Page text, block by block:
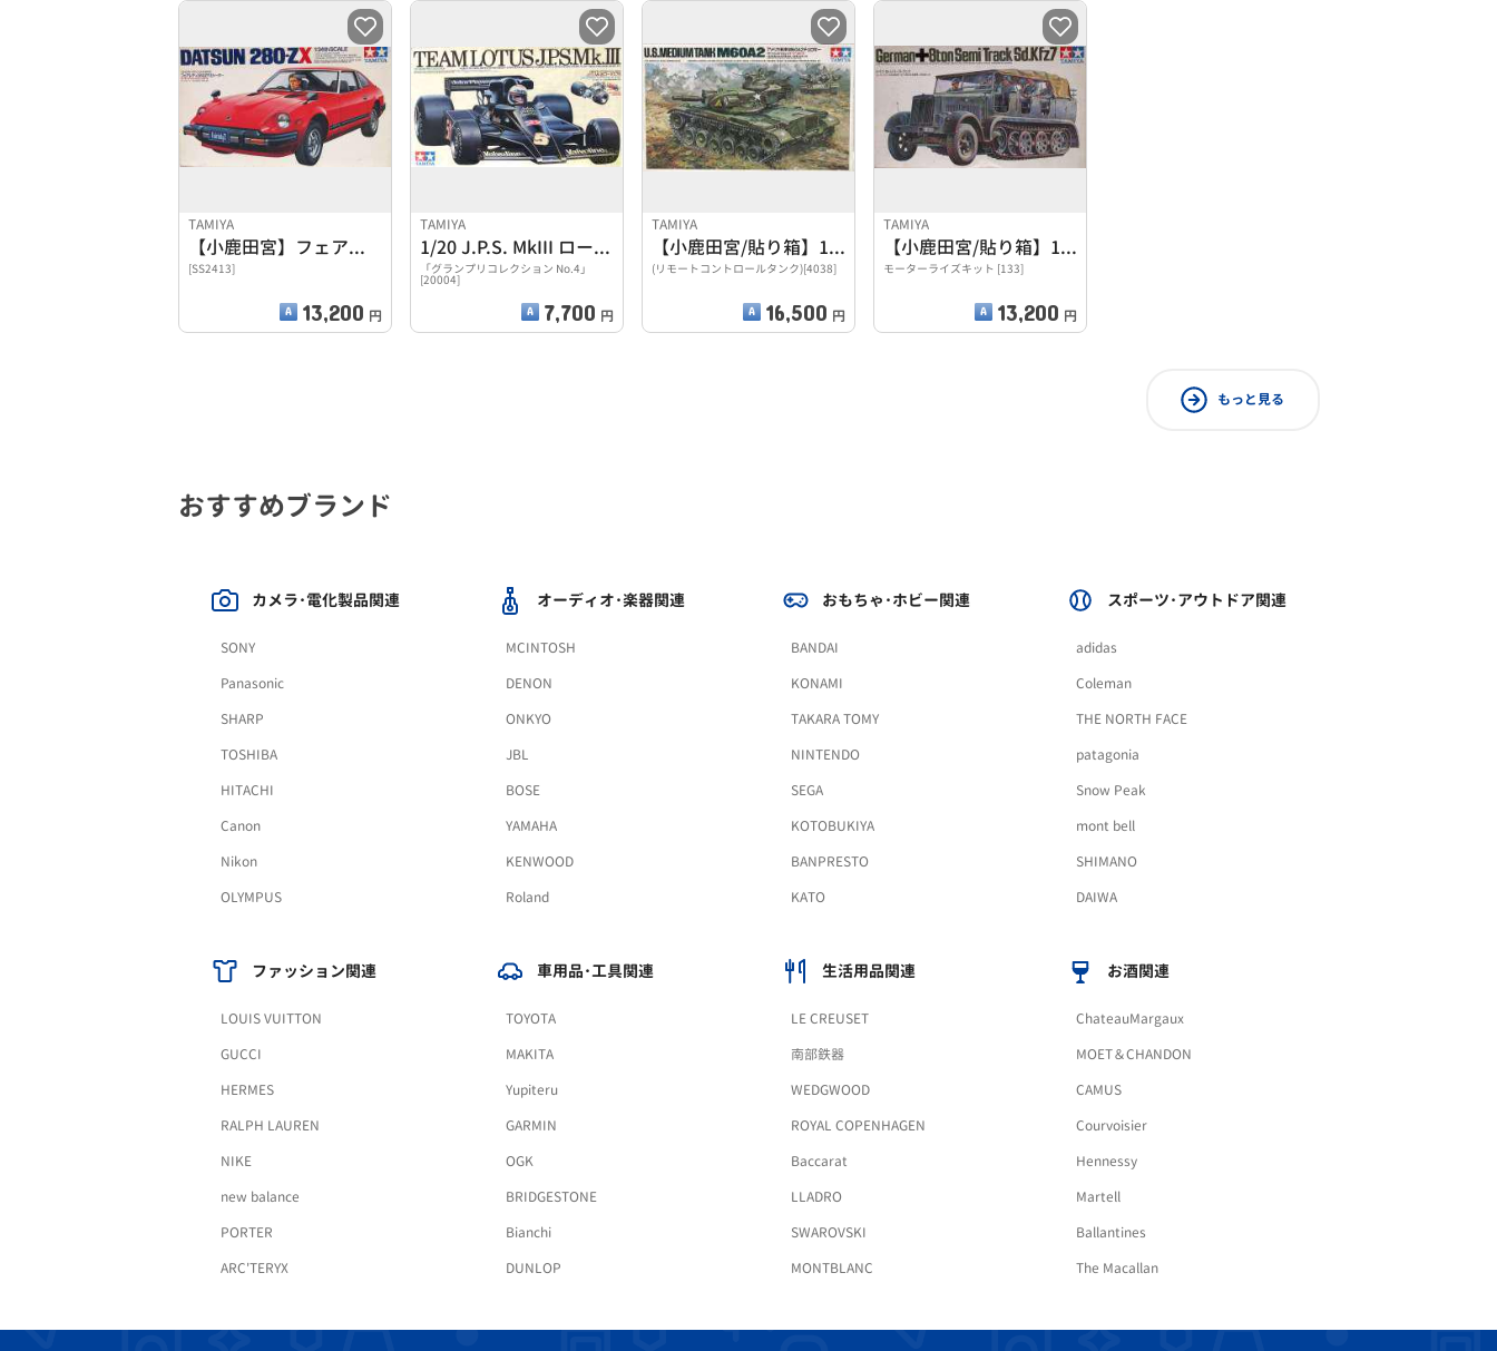
TAMIYA
【小鹿田宮】フェアレディ280Z-T
[SS2413]
13,200 円
TAMIYA
1/20 J.P.S. MkIII ロータス78
「グランプリコレクション No.4」
[20004]
7,700 円
TAMIYA
【小鹿田宮/貼り箱】1/35アメリカ戦車M60A2チェロキー
(リモートコントロールタンク)[4038]
16,500 円
TAMIYA
【小鹿田宮/貼り箱】1/35 ドイツ･8トンハーフトラック
モーターライズキット [133]
13,200 円
もっと見る
おすすめブランド
カメラ･電化製品関連
SONY
Panasonic
SHARP
TOSHIBA
HITACHI
Canon
Nikon
OLYMPUS
オーディオ･楽器関連
MCINTOSH
DENON
ONKYO
JBL
BOSE
YAMAHA
KENWOOD
Roland
おもちゃ･ホビー関連
BANDAI
KONAMI
TAKARA TOMY
NINTENDO
SEGA
KOTOBUKIYA
BANPRESTO
KATO
スポーツ･アウトドア関連
adidas
Coleman
THE NORTH FACE
patagonia
Snow Peak
mont bell
SHIMANO
DAIWA
ファッション関連
LOUIS VUITTON
GUCCI
HERMES
RALPH LAUREN
NIKE
new balance
PORTER
ARC'TERYX
車用品･工具関連
TOYOTA
MAKITA
Yupiteru
GARMIN
OGK
BRIDGESTONE
Bianchi
DUNLOP
生活用品関連
LE CREUSET
南部鉄器
WEDGWOOD
ROYAL COPENHAGEN
Baccarat
LLADRO
SWAROVSKI
MONTBLANC
お酒関連
ChateauMargaux
MOET＆CHANDON
CAMUS
Courvoisier
Hennessy
Martell
Ballantines
The Macallan